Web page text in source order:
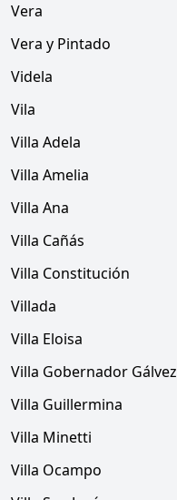
Vera
Vera y Pintado
Videla
Vila
Villa Adela
Villa Amelia
Villa Ana
Villa Cañás
Villa Constitución
Villada
Villa Eloisa
Villa Gobernador Gálvez
Villa Guillermina
Villa Minetti
Villa Ocampo